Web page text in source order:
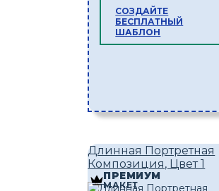
СОЗДАЙТЕ
БЕСПЛАТНЫЙ
ШАБЛОН
Длинная Портретная
Композиция, Цвет 1
ПРЕМИУМ
МАКЕТ